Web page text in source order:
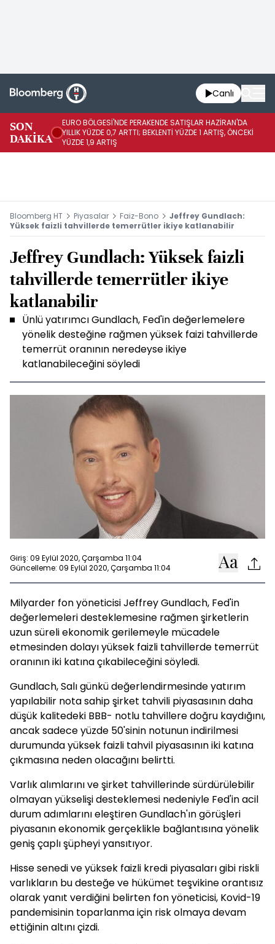
Canlı
SON
DAKİKA
EURO BÖLGESİ'NDE PERAKENDE SATIŞLAR HAZİRAN'DA
YILLIK YÜZDE 0,7 ARTTI; BEKLENTİ YÜZDE 1 ARTIŞ, ÖNCEKİ
YÜZDE 1,9 ARTIŞ
Bloomberg HT Piyasalar Faiz-Bono
Jeffrey Gundlach:
Yüksek faizli tahvillerde temerrütler ikiye katlanabilir
Jeffrey Gundlach: Yüksek faizli
tahvillerde temerrütler ikiye
katlanabilir
Ünlü yatırımcı Gundlach, Fed'in değerlemelere
yönelik desteğine rağmen yüksek faizi tahvillerde
temerrüt oranının neredeyse ikiye
katlanabileceğini söyledi
Giriş: 09 Eylül 2020, Çarşamba 11:04
Güncelleme: 09 Eylül 2020, Çarşamba 11:04
Milyarder fon yöneticisi Jeffrey Gundlach, Fed'in
değerlemeleri desteklemesine rağmen şirketlerin
uzun süreli ekonomik gerilemeyle mücadele
etmesinden dolayı yüksek faizli tahvillerde temerrüt
oranının iki katına çıkabileceğini söyledi.
Gundlach, Salı günkü değerlendirmesinde yatırım
yapılabilir nota sahip şirket tahvili piyasasının daha
düşük kalitedeki BBB- notlu tahvillere doğru kaydığını,
ancak sadece yüzde 50'sinin notunun indirilmesi
durumunda yüksek faizli tahvil piyasasının iki katına
çıkmasına neden olacağını belirtti.
Varlık alımlarını ve şirket tahvillerinde sürdürülebilir
olmayan yükselişi desteklemesi nedeniyle Fed'in acil
durum adımlarını eleştiren Gundlach'ın görüşleri
piyasanın ekonomik gerçeklikle bağlantısına yönelik
geniş çaplı şüpheyi yansıtıyor.
Hisse senedi ve yüksek faizli kredi piyasaları gibi riskli
varlıkların bu desteğe ve hükümet teşvikine orantısız
olarak yanıt verdiğini belirten fon yöneticisi, Kovid-19
pandemisinin toparlanma için risk olmaya devam
ettiğinin altını çizdi.